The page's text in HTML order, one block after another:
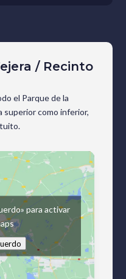
/ Recinto
el Parque de la
superior como inferior,
para activar